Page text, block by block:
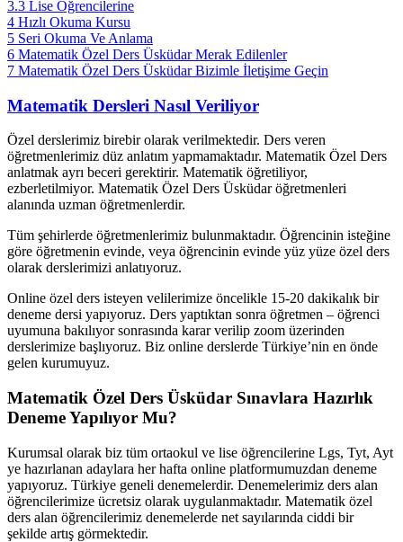
3.3 Lise Öğrencilerine
4 Hızlı Okuma Kursu
5 Seri Okuma Ve Anlama
6 Matematik Özel Ders Üsküdar Merak Edilenler
7 Matematik Özel Ders Üsküdar Bizimle İletişime Geçin
Matematik Dersleri Nasıl Veriliyor
Özel derslerimiz birebir olarak verilmektedir. Ders veren
öğretmenlerimiz düz anlatım yapmamaktadır. Matematik Özel Ders
anlatmak ayrı beceri gerektirir. Matematik öğretiliyor,
ezberletilmiyor. Matematik Özel Ders Üsküdar öğretmenleri
alanında uzman öğretmenlerdir.
Tüm şehirlerde öğretmenlerimiz bulunmaktadır. Öğrencinin isteğine
göre öğretmenin evinde, veya öğrencinin evinde yüz yüze özel ders
olarak derslerimizi anlatıyoruz.
Online özel ders isteyen velilerimize öncelikle 15-20 dakikalık bir
deneme dersi yapıyoruz. Ders yaptıktan sonra öğretmen – öğrenci
uyumuna bakılıyor sonrasında karar verilip zoom üzerinden
derslerimize başlıyoruz. Biz online derslerde Türkiye’nin en önde
gelen kurumuyuz.
Matematik Özel Ders Üsküdar Sınavlara Hazırlık
Deneme Yapılıyor Mu?
Kurumsal olarak biz tüm ortaokul ve lise öğrencilerine Lgs, Tyt, Ayt
ye hazırlanan adaylara her hafta online platformumuzdan deneme
yapıyoruz. Türkiye geneli denemelerdir. Denemelerimiz ders alan
öğrencilerimize ücretsiz olarak uygulanmaktadır. Matematik özel
ders alan öğrencilerimiz denemelerde net sayılarında ciddi bir
şekilde artış görmektedir.